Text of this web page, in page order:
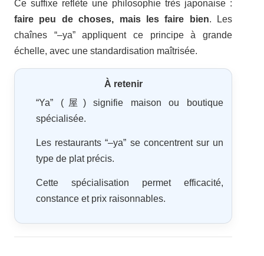
Ce suffixe reflète une philosophie très japonaise :
faire peu de choses, mais les faire bien. Les
chaînes “–ya” appliquent ce principe à grande
échelle, avec une standardisation maîtrisée.
À retenir
“Ya” (屋) signifie maison ou boutique
spécialisée.
Les restaurants “–ya” se concentrent sur un
type de plat précis.
Cette spécialisation permet efficacité,
constance et prix raisonnables.